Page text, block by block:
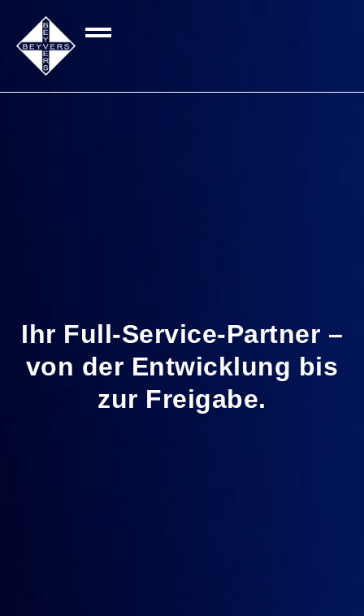
Ihr Full-Service-Partner –
von der Entwicklung bis
zur Freigabe.